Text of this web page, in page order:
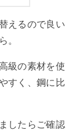
えるので良い
。
級の素材を使
すく、鋼に比
したらご確認